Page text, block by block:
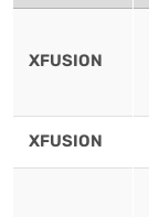
XFUSION
XFUSION